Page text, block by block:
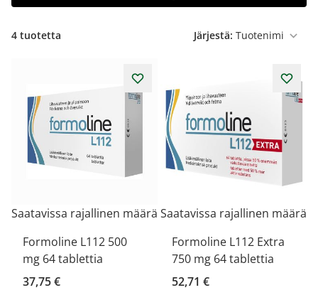
4 tuotetta Järjestä:
Saatavissa rajallinen määrä
Formoline L112 500
mg 64 tablettia
37,75 €
Saatavissa rajallinen määrä
Formoline L112 Extra
750 mg 64 tablettia
52,71 €